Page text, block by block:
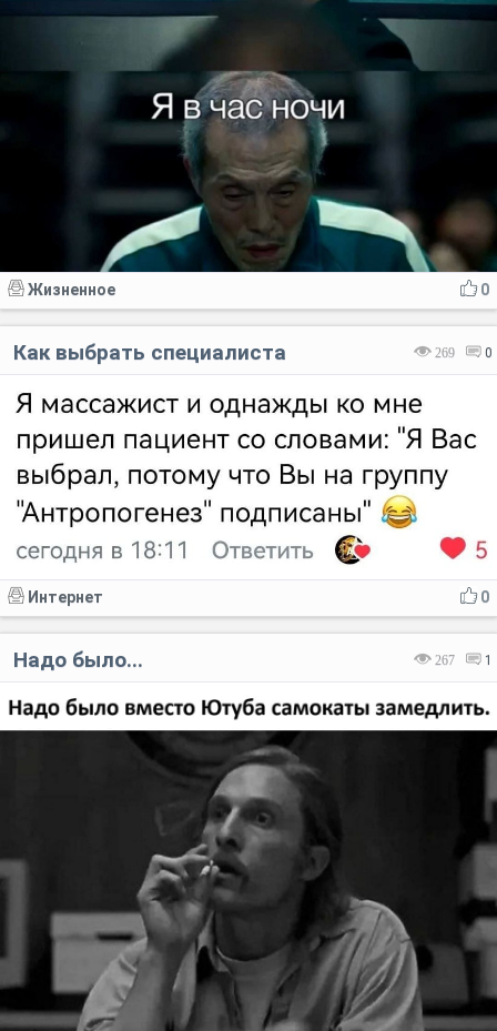
0
Жизненное
269 0
Как выбрать специалиста
0
Интернет
267 1
Надо было...